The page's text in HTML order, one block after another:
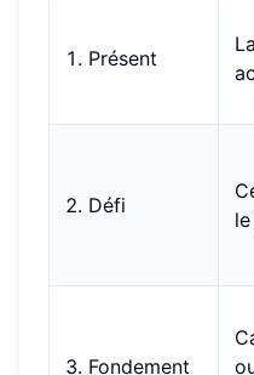
1. Présent
2. Défi
3. Fondement